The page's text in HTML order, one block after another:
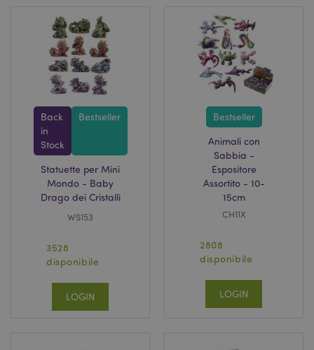
Back
in
Stock
Bestseller
Statuette per Mini
Mondo - Baby
Drago dei Cristalli
WS153
3528
disponibile
LOGIN
Bestseller
Animali con
Sabbia -
Espositore
Assortito - 10-
15cm
CH11X
2808
disponibile
LOGIN
recently_compared_product
Adobe Inc.
www.puckator.it
recently_compared_product_previous
www.puckator.it
product_data_storage
Adobe Inc.
www.puckator.it
PHPSESSID